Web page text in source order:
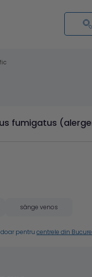
fumigatus
sânge venos
pentru centrele din